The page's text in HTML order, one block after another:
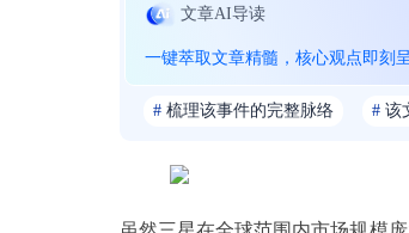
文章AI导读
一键萃取文章精髓，核心观点即刻
# 梳理该事件的完整脉络 # 该